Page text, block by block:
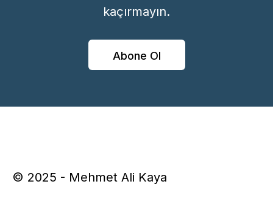
kaçırmayın.
Abone Ol
© 2025 - Mehmet Ali Kaya